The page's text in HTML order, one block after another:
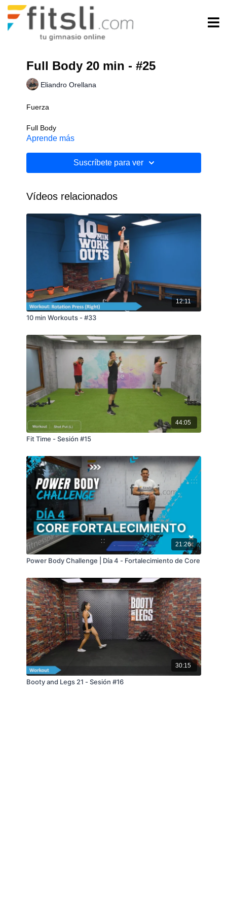
Full Body 20 min - #25
Eliandro Orellana
Fuerza
Full Body
Aprende más
Suscríbete para ver
Vídeos relacionados
12:11
10 min Workouts - #33
44:05
Fit Time - Sesión #15
21:26
Power Body Challenge | Día 4 - Fortalecimiento de Core
30:15
Booty and Legs 21 - Sesión #16